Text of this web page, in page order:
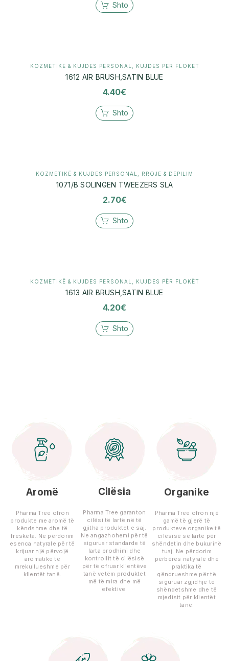
Shto
KOZMETIKË & KUJDES PERSONAL KUJDES PËR FLOKËT
1612 AIR BRUSH,SATIN BLUE
4.40€
Shto
KOZMETIKË & KUJDES PERSONAL RROJE & DEPILIM
1071/B SOLINGEN TWEEZERS SLA
2.70€
Shto
KOZMETIKË & KUJDES PERSONAL KUJDES PËR FLOKËT
1613 AIR BRUSH,SATIN BLUE
4.20€
Shto
Aromë
Pharma Tree ofron
produkte me aromë të
këndshme dhe të
freskëta. Ne përdorim
esenca natyrale për të
krijuar një përvojë
aromatike të
mrekullueshme për
klientët tanë.
Cilësia
Pharma Tree garanton
cilësi të lartë në të
gjitha produktet e saj.
Ne angazhohemi për të
siguruar standarde të
larta prodhimi dhe
kontrollit të cilësisë
për të ofruar klientëve
tanë vetëm produktet
më të mira dhe më
efektive.
Organike
Pharma Tree ofron një
gamë të gjerë të
produkteve organike të
cilësisë së lartë për
shëndetin dhe bukurinë
tuaj. Ne përdorim
përbërës natyralë dhe
praktika të
qëndrueshme për të
siguruar zgjidhje të
shëndetshme dhe të
mjedisit për klientët
tanë.